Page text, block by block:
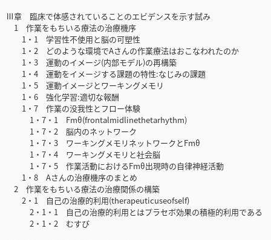
Ⅲ章 臨床で体感されていることのエビデンスを示す試み
1 作業をもちいる療法の治療機序
1・1 学習性不使用と脳の可塑性
1・2 どのような環境でAさんの作業療法はおこなわれたのか
1・3 運動のイメージ(内部モデル)の再構築
1・4 運動をイメージする課題の特性:なじみの課題
1・5 運動イメージとワーキングメモリ
1・6 強化学習:適切な報酬
1・7 作業の没我性とフロー体験
1・7・1 Fmθ(frontalmidlinethetarhythm)
1・7・2 脳内のネットワーク
1・7・3 ワーキングメモリネットワークとFmθ
1・7・4 ワーキングメモリと社会脳
1・7・5 作業活動におけるFmθ出現時の自律神経活動
1・8 Aさんの治療機序のまとめ
2 作業をもちいる療法の治療関係の構築
2・1 自己の治療的利用(therapeuticuseofself)
2・1・1 自己の治療的利用とはプラセボ効果の積極的利用である
2・1・2 むすび